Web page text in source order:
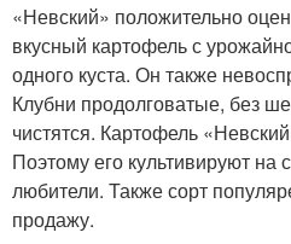
«Невский» положительно
вкусный картофель с
одного куста. Он также
Клубни продолговатые, без
чистятся. Картофель
Поэтому его культивируют на
любители. Также сорт
продажу.